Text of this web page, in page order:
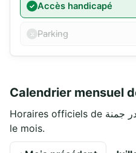
Accès handicapé
Parking
Calendrier mensuel
Horaires officiels de مسجد سيدي عبد القادر جمنة sur tout
le mois.